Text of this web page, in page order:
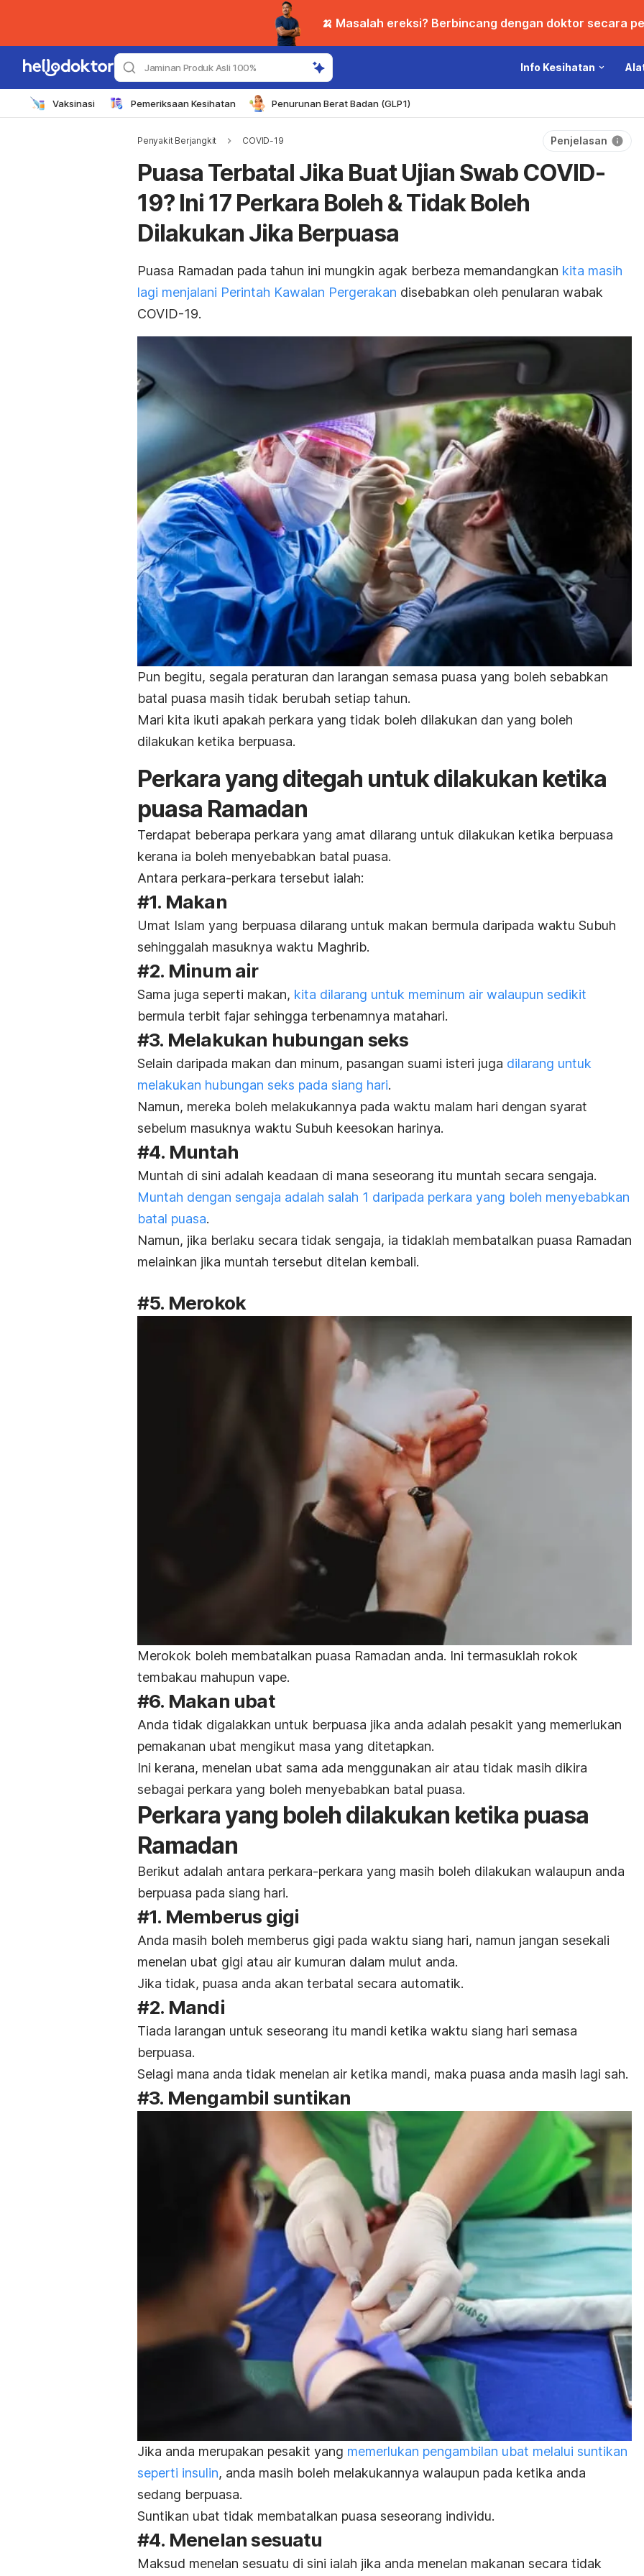
🍌 Masalah ereksi? Berbincang dengan doktor secara
Jaminan Produk Asli 100% Info Kesihatan
Vaksinasi Pemeriksaan Kesihatan Penurunan Berat Badan (GLP1)
Penyakit Berjangkit COVID-19 Penjelasan
Puasa Terbatal Jika Buat Ujian Swab COVID-
19? Ini 17 Perkara Boleh & Tidak Boleh
Dilakukan Jika Berpuasa
Puasa Ramadan pada tahun ini mungkin agak berbeza memandangkan kita masih
lagi menjalani Perintah Kawalan Pergerakan disebabkan oleh penularan wabak
COVID-19.
Pun begitu, segala peraturan dan larangan semasa puasa yang boleh sebabkan
batal puasa masih tidak berubah setiap tahun.
Mari kita ikuti apakah perkara yang tidak boleh dilakukan dan yang boleh
dilakukan ketika berpuasa.
Perkara yang ditegah untuk dilakukan ketika
puasa Ramadan
Terdapat beberapa perkara yang amat dilarang untuk dilakukan ketika berpuasa
kerana ia boleh menyebabkan batal puasa.
Antara perkara-perkara tersebut ialah:
#1. Makan
Umat Islam yang berpuasa dilarang untuk makan bermula daripada waktu Subuh
sehinggalah masuknya waktu Maghrib.
#2. Minum air
Sama juga seperti makan, kita dilarang untuk meminum air walaupun sedikit
bermula terbit fajar sehingga terbenamnya matahari.
#3. Melakukan hubungan seks
Selain daripada makan dan minum, pasangan suami isteri juga dilarang untuk
melakukan hubungan seks pada siang hari.
Namun, mereka boleh melakukannya pada waktu malam hari dengan syarat
sebelum masuknya waktu Subuh keesokan harinya.
#4. Muntah
Muntah di sini adalah keadaan di mana seseorang itu muntah secara sengaja.
Muntah dengan sengaja adalah salah 1 daripada perkara yang boleh menyebabkan
batal puasa.
Namun, jika berlaku secara tidak sengaja, ia tidaklah membatalkan puasa Ramadan
melainkan jika muntah tersebut ditelan kembali.
#5. Merokok
Merokok boleh membatalkan puasa Ramadan anda. Ini termasuklah rokok
tembakau mahupun vape.
#6. Makan ubat
Anda tidak digalakkan untuk berpuasa jika anda adalah pesakit yang memerlukan
pemakanan ubat mengikut masa yang ditetapkan.
Ini kerana, menelan ubat sama ada menggunakan air atau tidak masih dikira
sebagai perkara yang boleh menyebabkan batal puasa.
Perkara yang boleh dilakukan ketika puasa
Ramadan
Berikut adalah antara perkara-perkara yang masih boleh dilakukan walaupun anda
berpuasa pada siang hari.
#1. Memberus gigi
Anda masih boleh memberus gigi pada waktu siang hari, namun jangan sesekali
menelan ubat gigi atau air kumuran dalam mulut anda.
Jika tidak, puasa anda akan terbatal secara automatik.
#2. Mandi
Tiada larangan untuk seseorang itu mandi ketika waktu siang hari semasa
berpuasa.
Selagi mana anda tidak menelan air ketika mandi, maka puasa anda masih lagi sah.
#3. Mengambil suntikan
Jika anda merupakan pesakit yang memerlukan pengambilan ubat melalui suntikan
seperti insulin, anda masih boleh melakukannya walaupun pada ketika anda
sedang berpuasa.
Suntikan ubat tidak membatalkan puasa seseorang individu.
#4. Menelan sesuatu
Maksud menelan sesuatu di sini ialah jika anda menelan makanan secara tidak